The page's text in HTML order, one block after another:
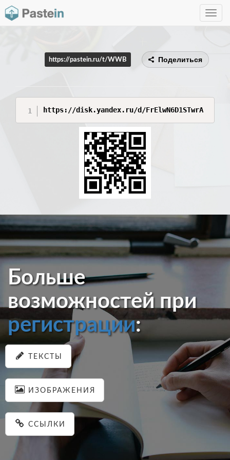
Toggle
https://pastein.ru/t/WWB Поделиться
https://disk.yandex.ru/d/FrElwN6D1STwrA
Больше
возможностей при
регистрации:
ТЕКСТЫ
ИЗОБРАЖЕНИЯ
ССЫЛКИ